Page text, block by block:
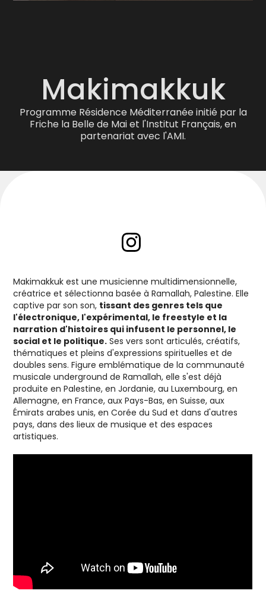
Makimakkuk
Programme Résidence Méditerranée initié par la
Friche la Belle de Mai et l'Institut Français, en
partenariat avec l'AMI.
Makimakkuk est une musicienne multidimensionnelle,
créatrice et sélectionna basée à Ramallah, Palestine. Elle
captive par son son, tissant des genres tels que
l'électronique, l'expérimental, le freestyle et la
narration d'histoires qui infusent le personnel, le
social et le politique. Ses vers sont articulés, créatifs,
thématiques et pleins d'expressions spirituelles et de
doubles sens. Figure emblématique de la communauté
musicale underground de Ramallah, elle s'est déjà
produite en Palestine, en Jordanie, au Luxembourg, en
Allemagne, en France, aux Pays-Bas, en Suisse, aux
Émirats arabes unis, en Corée du Sud et dans d'autres
pays, dans des lieux de musique et des espaces
artistiques.